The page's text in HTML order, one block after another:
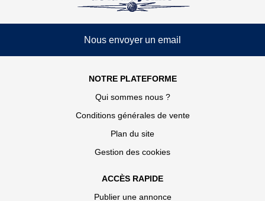
Nous envoyer un email
NOTRE PLATEFORME
Qui sommes nous ?
Conditions générales de vente
Plan du site
Gestion des cookies
ACCÈS RAPIDE
Publier une annonce